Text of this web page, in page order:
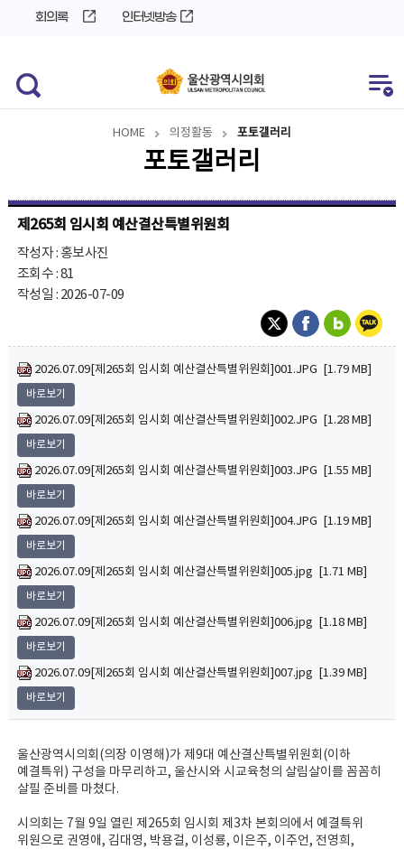
회의록 인터넷방송
HOME 의정활동 포토갤러리
포토갤러리
제265회 임시회 예산결산특별위원회
작성자 : 홍보사진
조회수 : 81
작성일 : 2026-07-09
2026.07.09[제265회 임시회 예산결산특별위원회]001.JPG [1.79 MB]
바로보기
2026.07.09[제265회 임시회 예산결산특별위원회]002.JPG [1.28 MB]
바로보기
2026.07.09[제265회 임시회 예산결산특별위원회]003.JPG [1.55 MB]
바로보기
2026.07.09[제265회 임시회 예산결산특별위원회]004.JPG [1.19 MB]
바로보기
2026.07.09[제265회 임시회 예산결산특별위원회]005.jpg [1.71 MB]
바로보기
2026.07.09[제265회 임시회 예산결산특별위원회]006.jpg [1.18 MB]
바로보기
2026.07.09[제265회 임시회 예산결산특별위원회]007.jpg [1.39 MB]
바로보기
울산광역시의회(의장 이영해)가 제9대 예산결산특별위원회(이하
예결특위) 구성을 마무리하고, 울산시와 시교육청의 살림살이를 꼼꼼히
살필 준비를 마쳤다.
시의회는 7월 9일 열린 제265회 임시회 제3차 본회의에서 예결특위
위원으로 권영애, 김대영, 박용걸, 이성룡, 이은주, 이주언, 전영희,